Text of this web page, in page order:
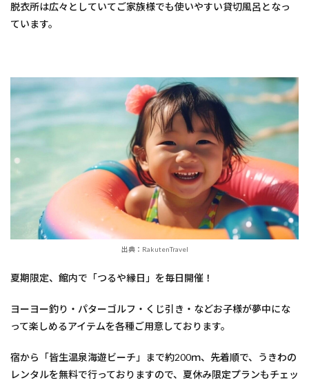
脱衣所は広々としていてご家族様でも使いやすい貸切風呂となっ
ています。
出典：RakutenTravel
夏期限定、館内で「つるや縁日」を毎日開催！
ヨーヨー釣り・パターゴルフ・くじ引き・などお子様が夢中にな
って楽しめるアイテムを各種ご用意しております。
宿から「皆生温泉海遊ビーチ」まで約200ｍ、先着順で、うきわの
レンタルを無料で行っておりますので、夏休み限定プランもチェッ